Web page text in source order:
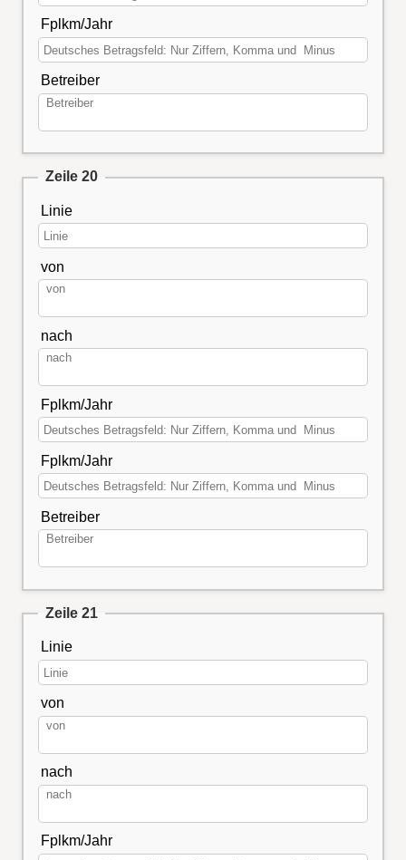
Fplkm/Jahr
Betreiber
Zeile 20
Linie
von
nach
Fplkm/Jahr
Fplkm/Jahr
Betreiber
Zeile 21
Linie
von
nach
Fplkm/Jahr